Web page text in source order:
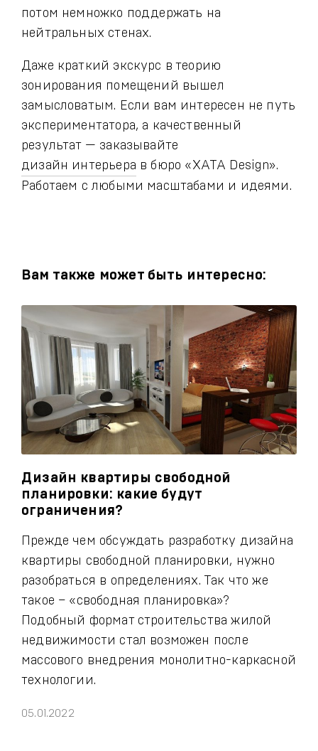
потом немножко поддержать на
нейтральных стенах.
Даже краткий экскурс в теорию
зонирования помещений вышел
замысловатым. Если вам интересен не путь
экспериментатора, а качественный
результат — заказывайте
дизайн интерьера в бюро «ХАТА Design».
Работаем с любыми масштабами и идеями.
Вам также может быть интересно:
Дизайн квартиры свободной
планировки: какие будут
ограничения?
Прежде чем обсуждать разработку дизайна
квартиры свободной планировки, нужно
разобраться в определениях. Так что же
такое – «свободная планировка»?
Подобный формат строительства жилой
недвижимости стал возможен после
массового внедрения монолитно-каркасной
технологии.
05.01.2022